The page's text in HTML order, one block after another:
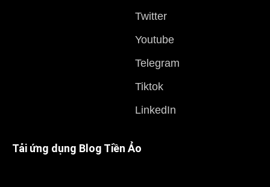
Twitter
Youtube
Telegram
Tiktok
LinkedIn
Tải ứng dụng Blog Tiền Ảo